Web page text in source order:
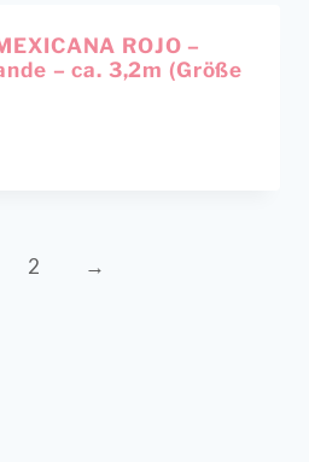
ROJO –
– ca. 3,2m (Größe
2 →